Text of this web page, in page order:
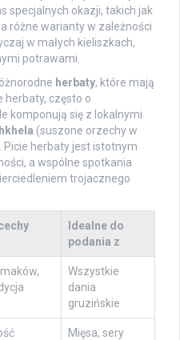
specjalnych okazji, takich jak
różne warianty w zależności
w małych kieliszkach,
potrawami.
herbaty, które mają
herbaty, często o
komponują się z lokalnymi
(suszone orzechy w
Picie herbaty jest istotnym
a wspólne spotkania
trojacznego
Idealne do
podania z
Wszystkie
dania
gruzińskie
Mięsa, sery